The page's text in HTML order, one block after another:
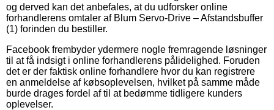
og derved kan det anbefales, at du udforsker online
forhandlerens omtaler af Blum Servo-Drive – Afstandsbuffer
(1) forinden du bestiller.
Facebook frembyder ydermere nogle fremragende løsninger
til at få indsigt i online forhandlerens pålidelighed. Foruden
det er der faktisk online forhandlere hvor du kan registrere
en anmeldelse af købsoplevelsen, hvilket på samme måde
burde drages fordel af til at bedømme tidligere kunders
oplevelser.